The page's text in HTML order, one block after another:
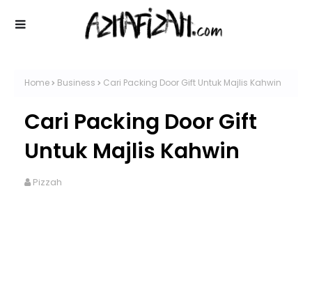
Home Business Cari Packing Door Gift Untuk Majlis Kahwin
Cari Packing Door Gift
Untuk Majlis Kahwin
Pizzah